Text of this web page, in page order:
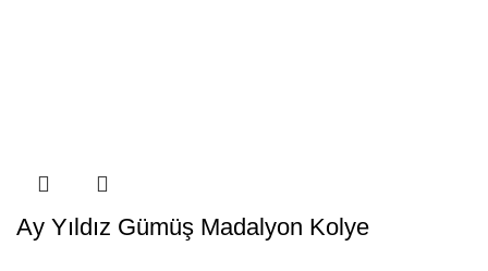
Ay Yıldız Gümüş Madalyon Kolye